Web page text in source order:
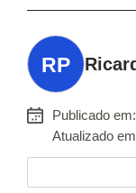
Publicado
Atualizado